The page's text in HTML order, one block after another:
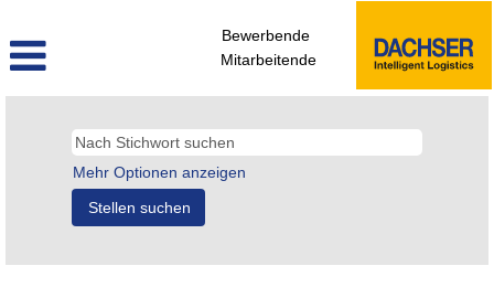
Bewerbende
Mitarbeitende
Mehr Optionen anzeigen